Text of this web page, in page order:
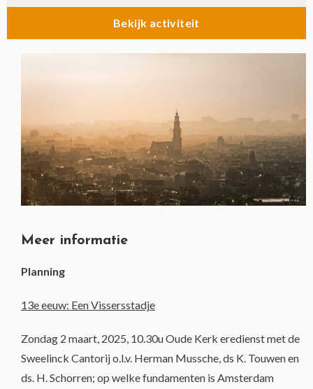
Bekijk activiteit
Meer informatie
Planning
13e eeuw: Een Vissersstadje
Zondag 2 maart, 2025, 10.30u Oude Kerk eredienst met de
Sweelinck Cantorij o.l.v. Herman Mussche, ds K. Touwen en
ds. H. Schorren; op welke fundamenten is Amsterdam